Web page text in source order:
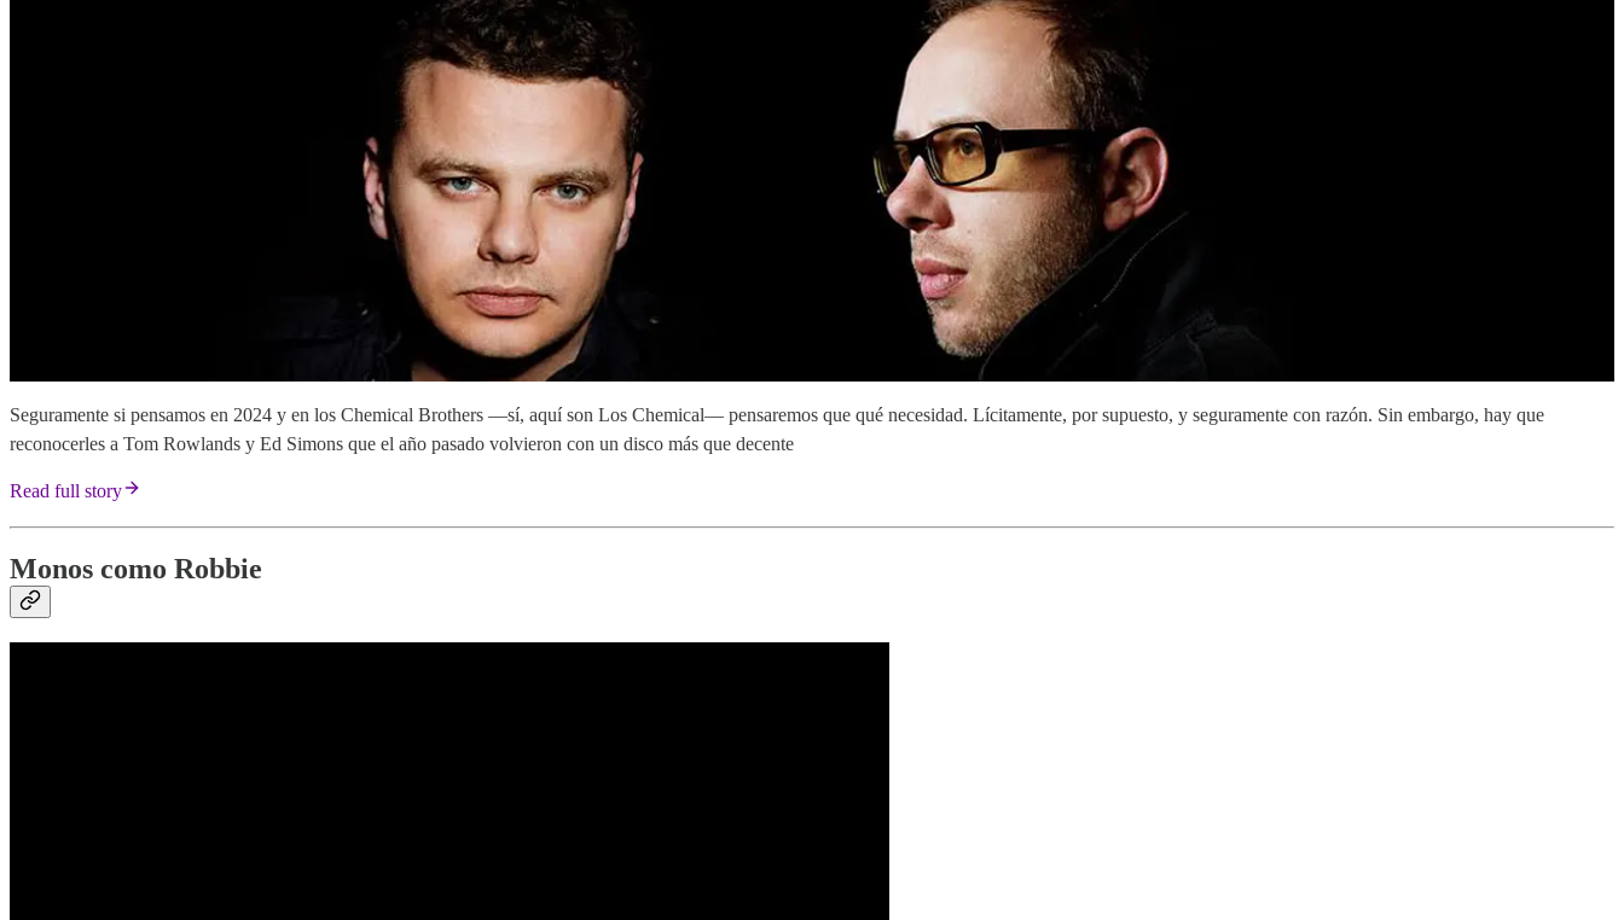
Seguramente si pensamos en 2024 y en los Chemical Brothers —sí, aquí son Los Chemical— pensaremos que qué necesidad. Lícitamente, por supuesto, y seguramente con razón. Sin embargo, hay que
reconocerles a Tom Rowlands y Ed Simons que el año pasado volvieron con un disco más que decente
Read full story
Monos como Robbie